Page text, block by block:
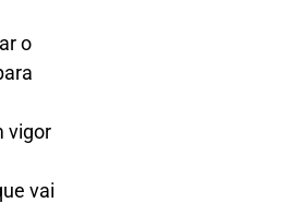
o
vigor
vai